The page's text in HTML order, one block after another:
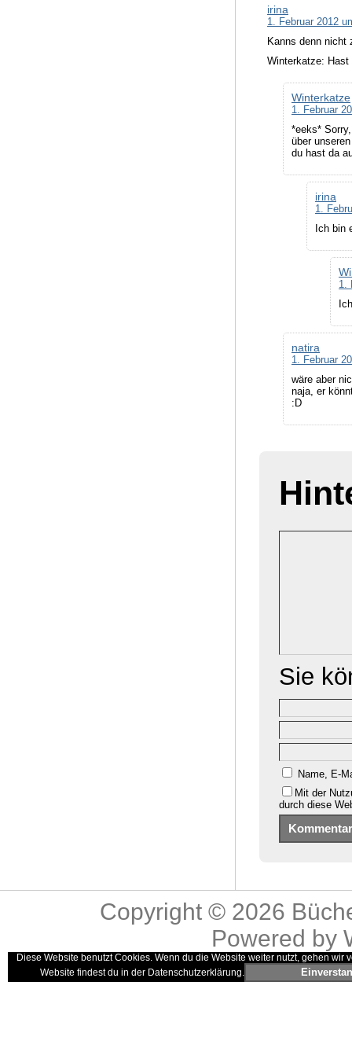
irina
1. Februar 2012
Kanns denn nicht
Winterkatze:
Winterkatze
1. Februar
*eeks*
über
du hast da
irina
1.
Ich bin
1.
natira
1. Februar
wäre aber
naja, er
:D
Sie
Name, E-
Mit der
durch diese
Copyright © 2026
Powered by
Diese Website benutzt Cookies. Wenn du die Website weiter nutzt, gehen
Website findest du in der Datenschutzerklärung.